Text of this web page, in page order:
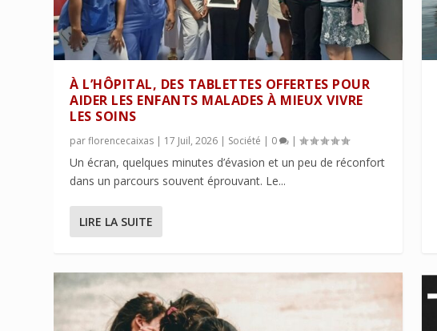
À L’HÔPITAL, DES TABLETTES OFFERTES POUR
AIDER LES ENFANTS MALADES À MIEUX VIVRE
LES SOINS
parflorencecaixas | 17 Juil, 2026 | Société | 0 |
Un écran, quelques minutes d’évasion et un peu de réconfort
dans un parcours souvent éprouvant. Le...
LIRE LA SUITE